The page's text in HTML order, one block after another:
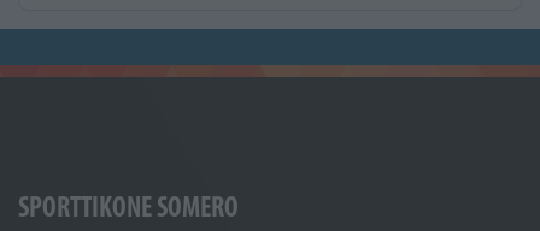
SPORTTIKONE SOMERO